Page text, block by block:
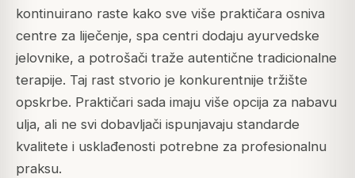
kontinuirano raste kako sve više praktičara osniva
centre za liječenje, spa centri dodaju ayurvedske
jelovnike, a potrošači traže autentične tradicionalne
terapije. Taj rast stvorio je konkurentnije tržište
opskrbe. Praktičari sada imaju više opcija za nabavu
ulja, ali ne svi dobavljači ispunjavaju standarde
kvalitete i usklađenosti potrebne za profesionalnu
praksu.